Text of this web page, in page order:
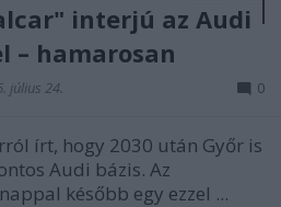
interjú az Audi
– hamarosan
július 24. 0
írt, hogy 2030 után Győr is
Audi bázis. Az
később egy ezzel ...